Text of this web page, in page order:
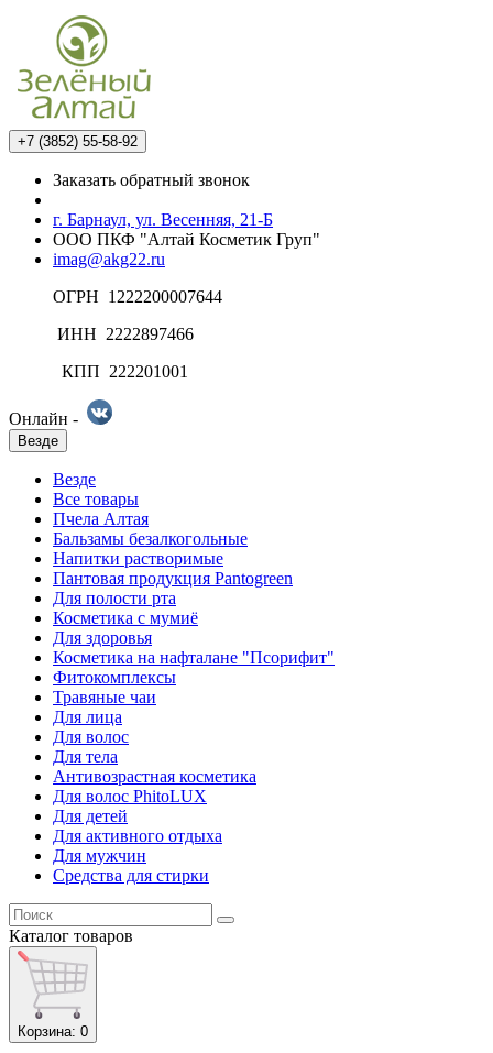
+7 (3852) 55-58-92
Заказать обратный звонок
г. Барнаул, ул. Весенняя, 21-Б
ООО ПКФ "Алтай Косметик Груп"
imag@akg22.ru
ОГРН 1222200007644
ИНН 2222897466
КПП 222201001
Онлайн -
Везде
Везде
Все товары
Пчела Алтая
Бальзамы безалкогольные
Напитки растворимые
Пантовая продукция Pantogreen
Для полости рта
Косметика с мумиё
Для здоровья
Косметика на нафталане "Псорифит"
Фитокомплексы
Травяные чаи
Для лица
Для волос
Для тела
Антивозрастная косметика
Для волос PhitoLUX
Для детей
Для активного отдыха
Для мужчин
Средства для стирки
Каталог товаров
Корзина: 0